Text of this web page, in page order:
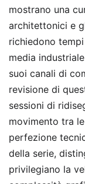
mostrano una
architettonici e
richiedono
media
suoi canali di
revisione di
sessioni di
movimento tra
perfezione
della serie,
privilegiano la